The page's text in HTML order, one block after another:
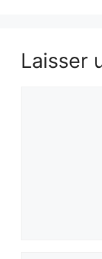
Laisser